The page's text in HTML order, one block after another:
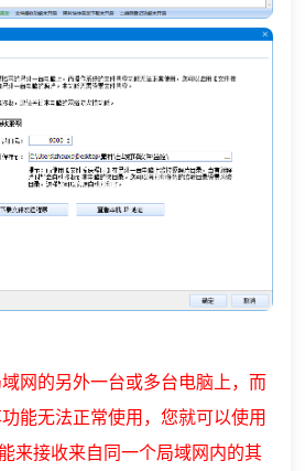
网的另外一台或多台电脑上，而
能无法正常使用，您就可以使用
来接收来自同一个局域网内的其